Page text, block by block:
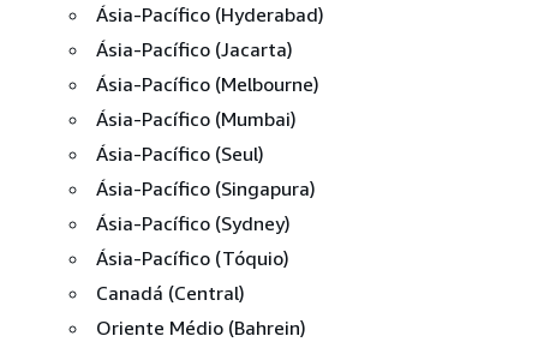
Ásia-Pacífico (Hyderabad)
Ásia-Pacífico (Jacarta)
Ásia-Pacífico (Melbourne)
Ásia-Pacífico (Mumbai)
Ásia-Pacífico (Seul)
Ásia-Pacífico (Singapura)
Ásia-Pacífico (Sydney)
Ásia-Pacífico (Tóquio)
Canadá (Central)
Oriente Médio (Bahrein)